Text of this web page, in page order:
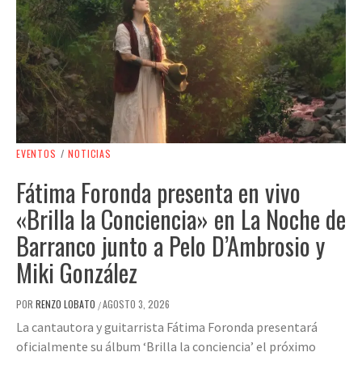
EVENTOS / NOTICIAS
Fátima Foronda presenta en vivo
«Brilla la Conciencia» en La Noche de
Barranco junto a Pelo D’Ambrosio y
Miki González
POR RENZO LOBATO /AGOSTO 3, 2026
La cantautora y guitarrista Fátima Foronda presentará
oficialmente su álbum ‘Brilla la conciencia’ el próximo